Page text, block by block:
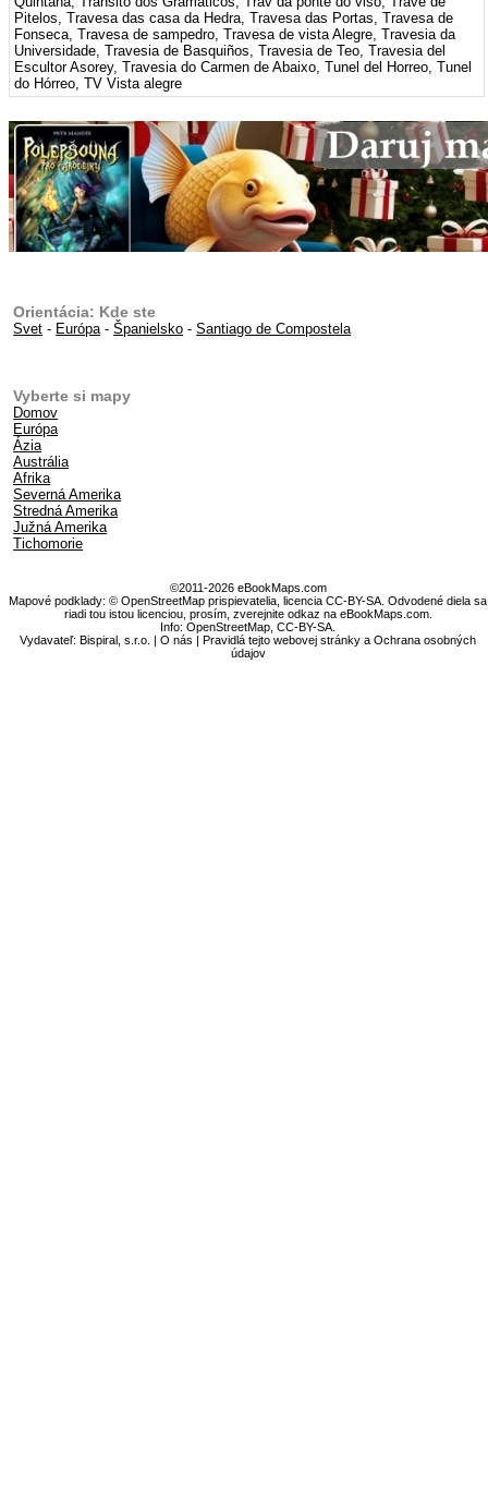
Pitelos, Travesa das casa da Hedra, Travesa das Portas, Travesa de
Fonseca, Travesa de sampedro, Travesa de vista Alegre, Travesia da
Universidade, Travesia de Basquiños, Travesia de Teo, Travesia del
Escultor Asorey, Travesia do Carmen de Abaixo, Tunel del Horreo, Tunel
do Hórreo, TV Vista alegre
Orientácia: Kde ste
Svet - Európa-Španielsko -Santiago de Compostela
Vyberte si mapy
Domov
Európa
Ázia
Austrália
Afrika
Severná Amerika
Stredná Amerika
Južná Amerika
Tichomorie
©2011-2026 eBookMaps.com
Mapové podklady: © OpenStreetMap prispievatelia, licencia CC-BY-SA. Odvodené diela sa
riadi tou istou licenciou, prosím, zverejnite odkaz na eBookMaps.com.
Info:OpenStreetMap ,CC-BY-SA
Vydavateľ: Bispiral, s.r.o. |O nás |Pravidlá tejto webovej stránky a Ochrana osobných
údajov